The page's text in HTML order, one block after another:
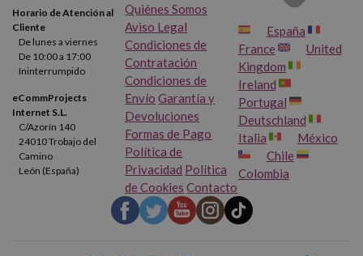
Horario de Atención al
Cliente
De lunes a viernes
De 10:00 a 17:00
Ininterrumpido
eCommProjects
Internet S.L.
C/Azorín 140
24010 Trobajo del
Camino
León (España)
Quiénes Somos
Aviso Legal
Condiciones de
Contratación
Condiciones de
Envío Garantía y
Devoluciones
Formas de Pago
Política de
Privacidad Política
de Cookies Contacto
España
France
United
Kingdom
Ireland
Portugal
Deutschland
Italia
México
Chile
Colombia